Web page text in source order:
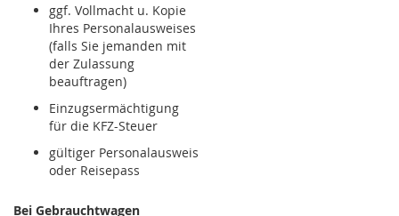
ggf. Vollmacht u. Kopie
Ihres Personalausweises
(falls Sie jemanden mit
der Zulassung
beauftragen)
Einzugsermächtigung
für die KFZ-Steuer
gültiger Personalausweis
oder Reisepass
Bei Gebrauchtwagen